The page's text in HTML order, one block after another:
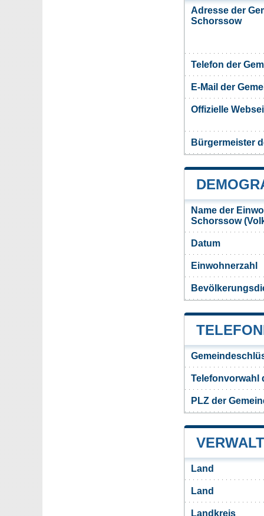
Adresse der
Schorssow
Telefon der
E-Mail der
Offizielle
Bürgermeister
Name der
Schorssow
Datum
Einwohnerzahl
Telefonvorwahl
PLZ der
Land
Land
Landkreis